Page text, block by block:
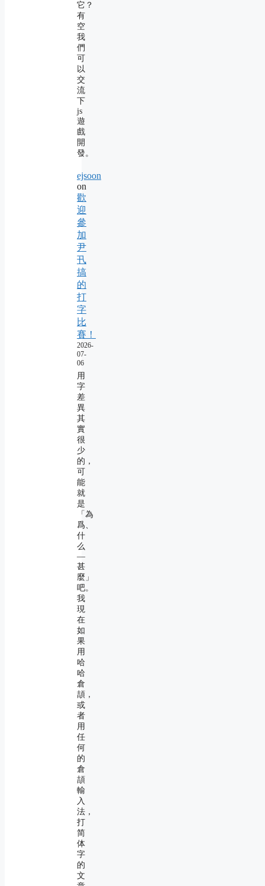
它？
有
空
我
們
可
以
交
流
下
js
遊
戲
開
發。
ejsoon
on
歡
迎
參
加
尹
卂
搞
的
打
字
比
賽！
2026-
07-
06
用
字
差
異
其
實
很
少
的，
可
能
就
是
「為
爲、
什
么
―
甚
麼」
吧。
我
現
在
如
果
用
哈
哈
倉
頡，
或
者
用
任
何
的
倉
頡
輸
入
法，
打
简
体
字
的
文